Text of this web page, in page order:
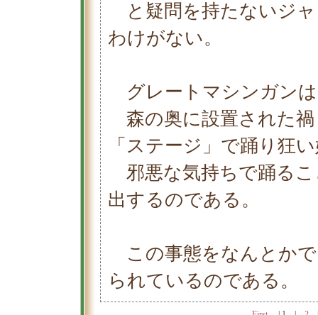
と疑問を持たないジ
わけがない。
グレートマシンガン
森の奥に設置された
「ステージ」で踊り狂
邪悪な気持ちで踊る
出するのである。
この事態をなんとか
られているのである。